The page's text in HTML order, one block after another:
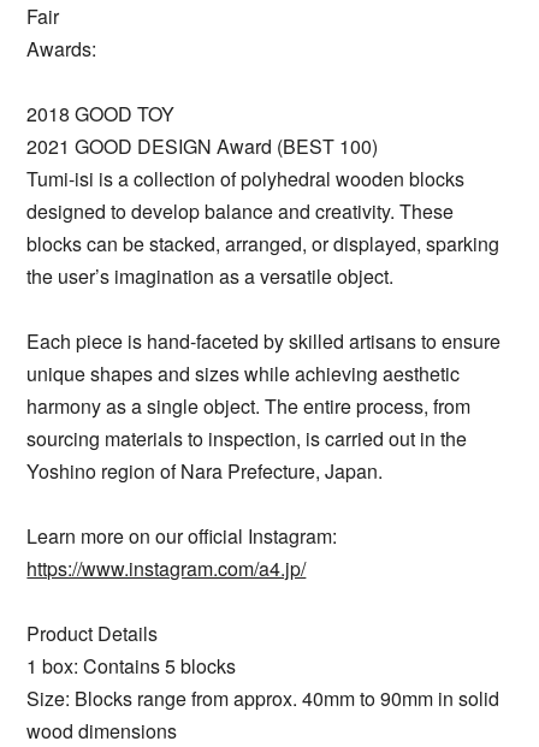
Fair
Awards:
2018 GOOD TOY
2021 GOOD DESIGN Award (BEST 100)
Tumi-isi is a collection of polyhedral wooden blocks
designed to develop balance and creativity. These
blocks can be stacked, arranged, or displayed, sparking
the user’s imagination as a versatile object.
Each piece is hand-faceted by skilled artisans to ensure
unique shapes and sizes while achieving aesthetic
harmony as a single object. The entire process, from
sourcing materials to inspection, is carried out in the
Yoshino region of Nara Prefecture, Japan.
Learn more on our official Instagram:
https://www.instagram.com/a4.jp/
Product Details
1 box: Contains 5 blocks
Size: Blocks range from approx. 40mm to 90mm in solid
wood dimensions